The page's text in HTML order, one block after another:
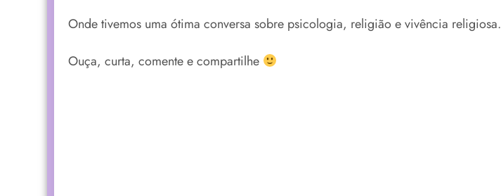
Onde tivemos uma ótima conversa sobre psicologia, religião e vivência religiosa.
Ouça, curta, comente e compartilhe